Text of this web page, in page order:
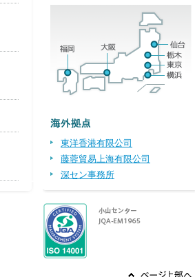
東洋香港有限公司
藤蓉貿易上海有限公司
深セン事務所